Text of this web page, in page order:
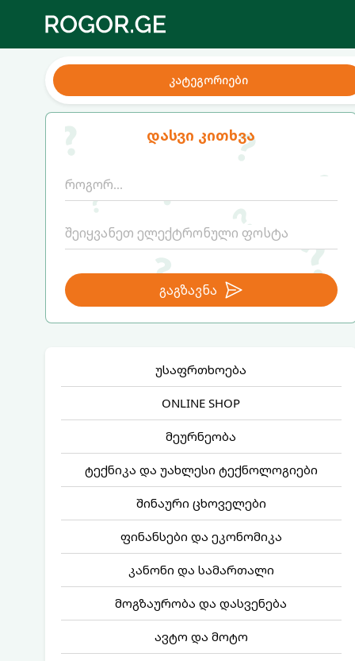
კატეგორიები
დასვი კითხვა
გაგზავნა
უსაფრთხოება
ONLINE SHOP
მეურნეობა
ტექნიკა და უახლესი ტექნოლოგიები
შინაური ცხოველები
ფინანსები და ეკონომიკა
კანონი და სამართალი
მოგზაურობა და დასვენება
ავტო და მოტო